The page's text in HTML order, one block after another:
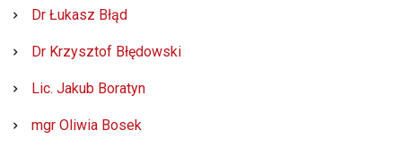
Dr Łukasz Błąd
Dr Krzysztof Błędowski
Lic. Jakub Boratyn
mgr Oliwia Bosek